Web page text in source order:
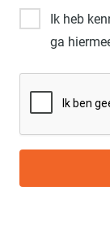
Ik heb
ga